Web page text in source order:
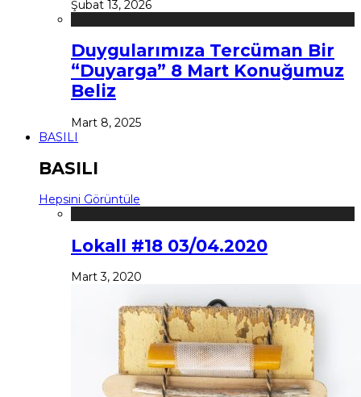
Şubat 13, 2026
Duygularımıza Tercüman Bir
“Duyarga” 8 Mart Konuğumuz
Beliz
Mart 8, 2025
BASILI
BASILI
Hepsini Görüntüle
Lokall #18 03/04.2020
Mart 3, 2020